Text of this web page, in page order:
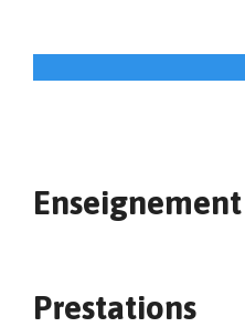
Enseignement
Prestations